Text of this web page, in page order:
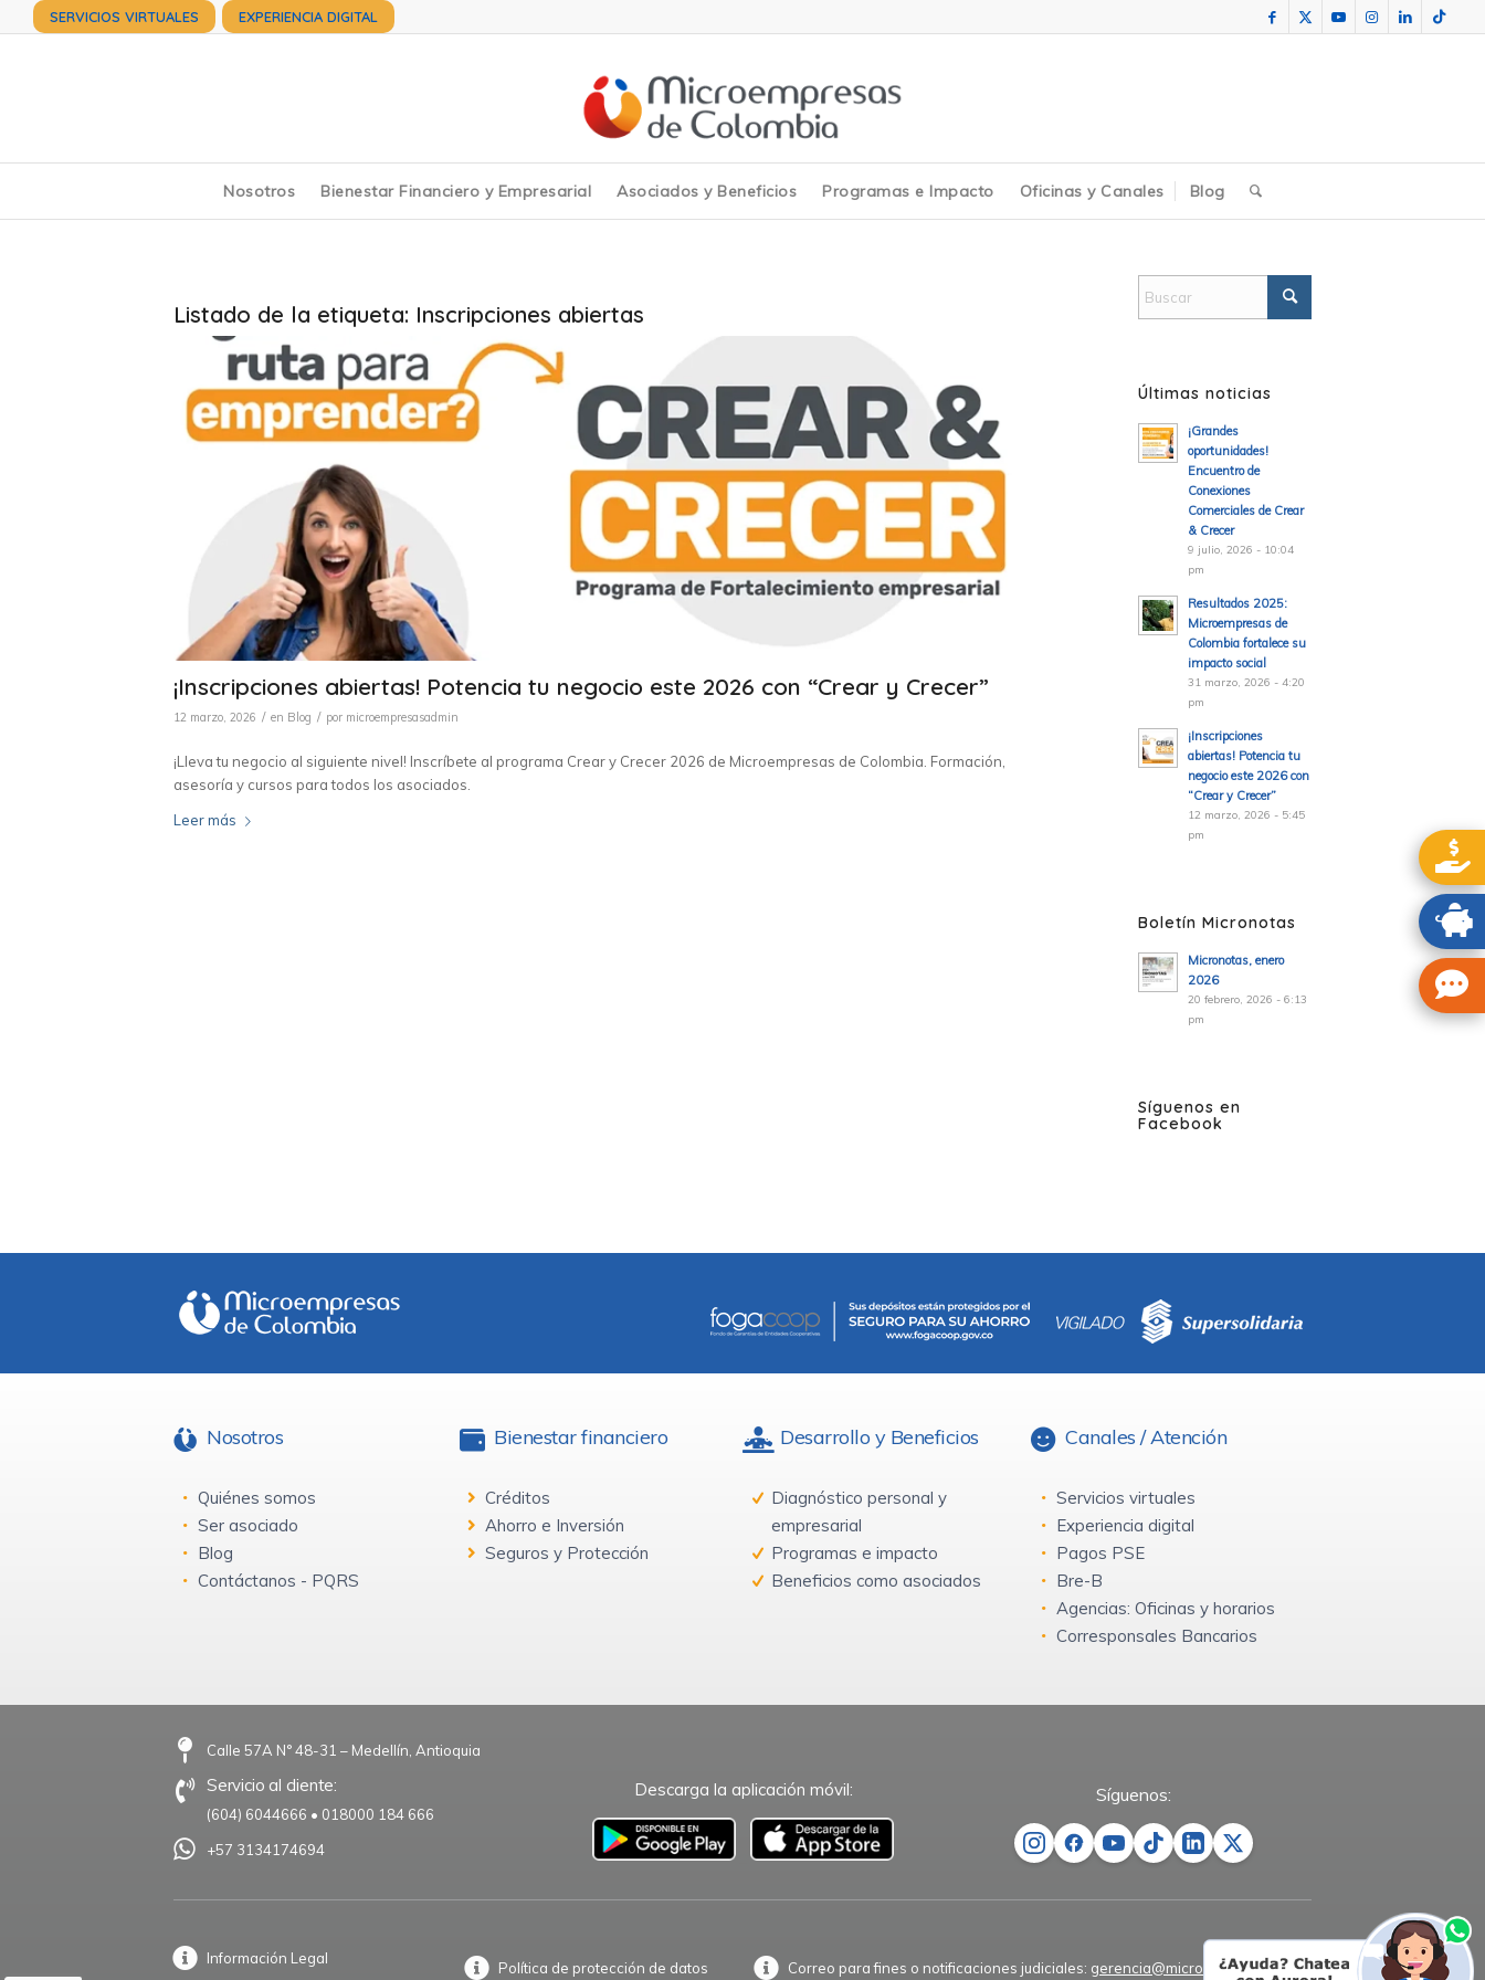
SERVICIOS VIRTUALES EXPERIENCIA DIGITAL
Nosotros Bienestar Financiero y Empresarial Asociados y Beneficios Programas e Impacto Oficinas y Canales Blog
Listado de la etiqueta: Inscripciones abiertas
¡Inscripciones abiertas! Potencia tu negocio este 2026 con “Crear y Crecer”
12 marzo, 2026 / en Blog / por microempresasadmin
¡Lleva tu negocio al siguiente nivel! Inscríbete al programa Crear y Crecer 2026 de Microempresas de Colombia. Formación,
asesoría y cursos para todos los asociados.
Leer más
Últimas noticias
¡Grandes
oportunidades!
Encuentro de
Conexiones
Comerciales de Crear
& Crecer
9 julio, 2026 - 10:04
pm
Resultados 2025:
Microempresas de
Colombia fortalece su
impacto social
31 marzo, 2026 - 4:20
pm
¡Inscripciones
abiertas! Potencia tu
negocio este 2026 con
“Crear y Crecer”
12 marzo, 2026 - 5:45
pm
Boletín Micronotas
Micronotas, enero
2026
20 febrero, 2026 - 6:13
pm
Síguenos en
Facebook
Nosotros
Quiénes somos
Ser asociado
Blog
Contáctanos - PQRS
Bienestar financiero
Créditos
Ahorro e Inversión
Seguros y Protección
Desarrollo y Beneficios
Diagnóstico personal y
empresarial
Programas e impacto
Beneficios como asociados
Canales / Atención
Servicios virtuales
Experiencia digital
Pagos PSE
Bre-B
Agencias: Oficinas y horarios
Corresponsales Bancarios
Calle 57A N° 48-31 – Medellín, Antioquia
Servicio al cliente:
(604) 6044666 • 018000 184 666
+57 3134174694
Descarga la aplicación móvil: Síguenos:
Información Legal
Política de protección de datos Correo para fines o notificaciones judiciales: gerencia@microempresas.co